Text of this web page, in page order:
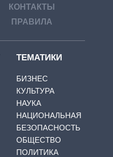
КОНТАКТЫ
ПРАВИЛА
ТЕМАТИКИ
БИЗНЕС
КУЛЬТУРА
НАУКА
НАЦИОНАЛЬНАЯ
БЕЗОПАСНОСТЬ
ОБЩЕСТВО
ПОЛИТИКА